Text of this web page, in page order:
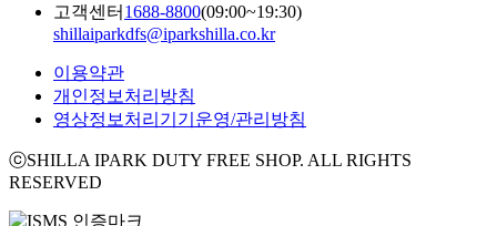
고객센터 1688-8800(09:00~19:30)
shillaiparkdfs@iparkshilla.co.kr
이용약관
개인정보처리방침
영상정보처리기기운영/관리방침
ⓒSHILLA IPARK DUTY FREE SHOP. ALL RIGHTS
RESERVED